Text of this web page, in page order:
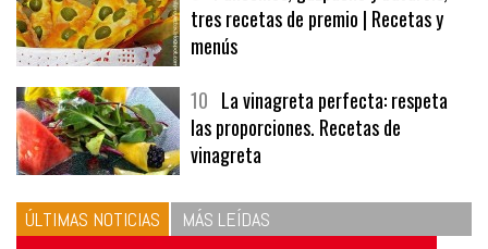
9Panecillos, gazpacho y bavarois,
tres recetas de premio | Recetas y
menús
10La vinagreta perfecta: respeta
las proporciones. Recetas de
vinagreta